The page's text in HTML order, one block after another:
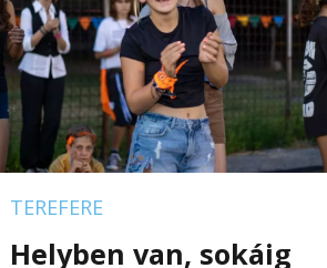
TEREFERE
Helyben van, sokáig